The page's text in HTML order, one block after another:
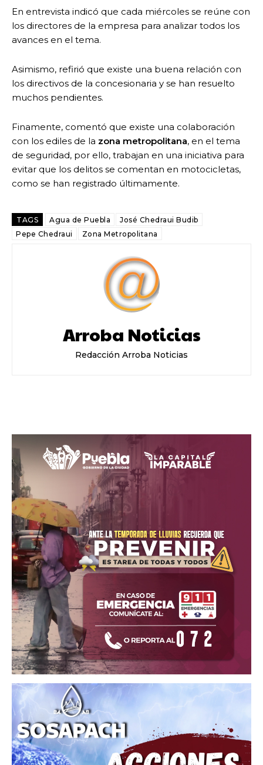
En entrevista indicó que cada miércoles se reúne con
los directores de la empresa para analizar todos los
avances en el tema.
Asimismo, refirió que existe una buena relación con
los directivos de la concesionaria y se han resuelto
muchos pendientes.
Finamente, comentó que existe una colaboración
con los ediles de la zona metropolitana, en el tema
de seguridad, por ello, trabajan en una iniciativa para
evitar que los delitos se comentan en motocicletas,
como se han registrado últimamente.
TAGS Agua de Puebla
José Chedraui Budib
Pepe Chedraui
Zona Metropolitana
Arroba Noticias
Redacción Arroba Noticias